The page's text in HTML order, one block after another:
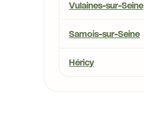
Vulaines-sur-Seine
Samois-sur-Seine
Héricy